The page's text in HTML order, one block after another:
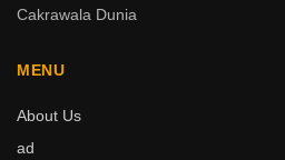
Cakrawala Dunia
MENU
About Us
ad